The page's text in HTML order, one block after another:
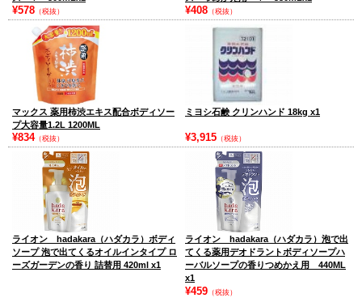
¥578 （税抜） ¥408 （税抜）
マックス 薬用柿渋エキス配合ボディソー
プ大容量1.2L 1200ML
¥834（税抜）
ミヨシ石鹸 クリンハンド 18kg x1
¥3,915 （税抜）
ライオン hadakara（ハダカラ）ボディ
ソープ 泡で出てくるオイルインタイプ ロ
ーズガーデンの香り 詰替用 420ml x1
ライオン hadakara（ハダカラ）泡で出
てくる薬用デオドラントボディソープハ
ーバルソープの香りつめかえ用 440ML
x1
¥459 （税抜）